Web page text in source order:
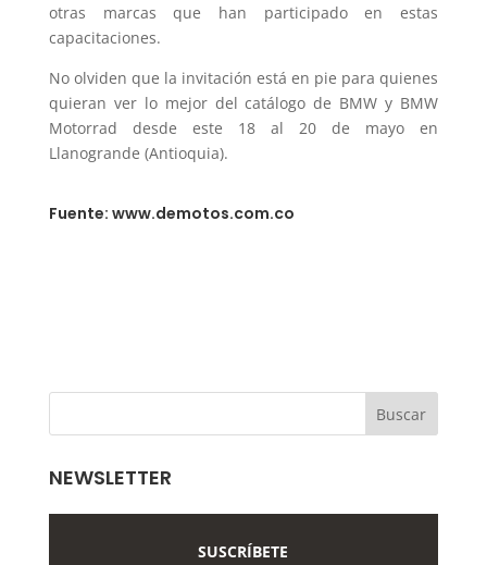
otras marcas que han participado en estas
capacitaciones.
No olviden que la invitación está en pie para quienes
quieran ver lo mejor del catálogo de BMW y BMW
Motorrad desde este 18 al 20 de mayo en
Llanogrande (Antioquia).
Fuente: www.demotos.com.co
NEWSLETTER
SUSCRÍBETE